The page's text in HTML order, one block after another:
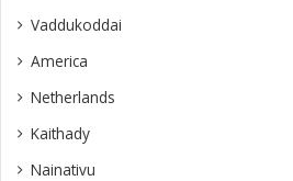
Vaddukoddai
America
Netherlands
Kaithady
Nainativu